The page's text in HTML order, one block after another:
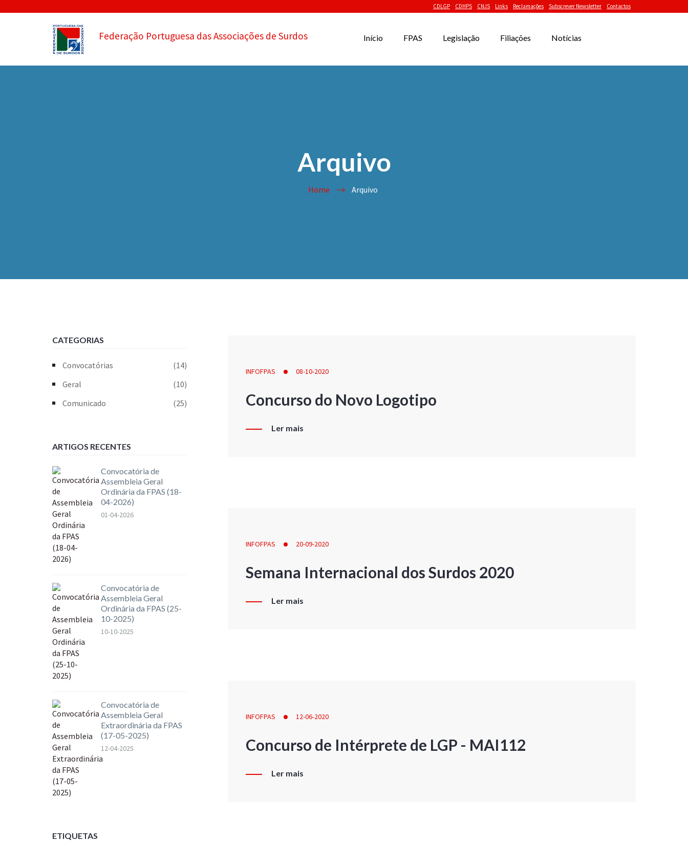
CDLGP CDHPS CNJS Links Reclamações Subscrever Newsletter Contactos
Federação Portuguesa das Associações de Surdos Início FPAS Legislação Filiações Notícias
Arquivo
Home Arquivo
INFOFPAS 08-10-2020
Concurso do Novo Logotipo
Ler mais
INFOFPAS 20-09-2020
Semana Internacional dos Surdos 2020
Ler mais
INFOFPAS 12-06-2020
Concurso de Intérprete de LGP - MAI112
Ler mais
CATEGORIAS
Convocatórias
(14)
Geral
(10)
Comunicado
(25)
ARTIGOS RECENTES
Convocatória de
Assembleia Geral
Ordinária da FPAS (18-
04-2026)
01-04-2026
Convocatória de
Assembleia Geral
Ordinária da FPAS (25-
10-2025)
10-10-2025
Convocatória de
Assembleia Geral
Extraordinária da FPAS
(17-05-2025)
12-04-2025
ETIQUETAS